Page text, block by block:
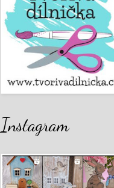
Instagram